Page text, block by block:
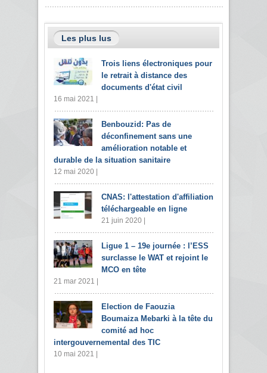
Les plus lus
Trois liens électroniques pour
le retrait à distance des
documents d'état civil
16 mai 2021 |
Benbouzid: Pas de
déconfinement sans une
amélioration notable et
durable de la situation sanitaire
12 mai 2020 |
CNAS: l'attestation d'affiliation
téléchargeable en ligne
21 juin 2020 |
Ligue 1 – 19e journée : l’ESS
surclasse le WAT et rejoint le
MCO en tête
21 mar 2021 |
Election de Faouzia
Boumaiza Mebarki à la tête du
comité ad hoc
intergouvernemental des TIC
10 mai 2021 |